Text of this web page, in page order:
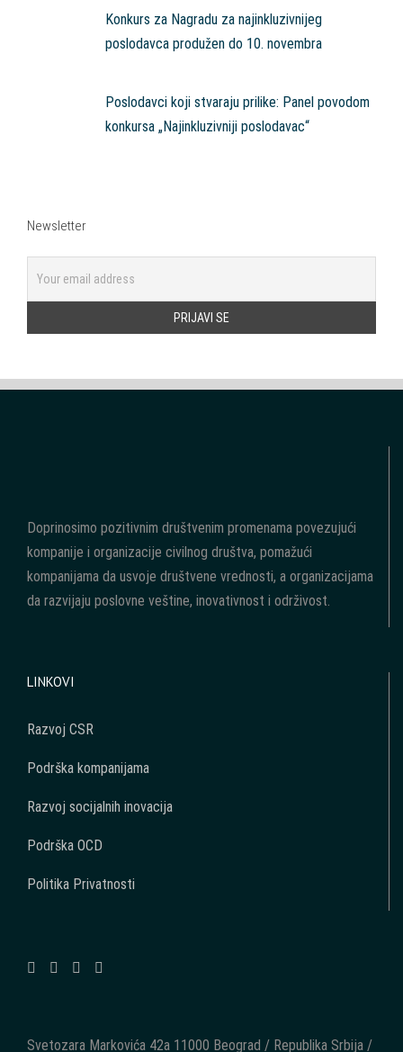
Konkurs za Nagradu za najinkluzivnijeg
poslodavca produžen do 10. novembra
Poslodavci koji stvaraju prilike: Panel povodom
konkursa „Najinkluzivniji poslodavac“
Newsletter
Doprinosimo pozitivnim društvenim promenama povezujući
kompanije i organizacije civilnog društva, pomažući
kompanijama da usvoje društvene vrednosti, a organizacijama
da razvijaju poslovne veštine, inovativnost i održivost.
LINKOVI
Razvoj CSR
Podrška kompanijama
Razvoj socijalnih inovacija
Podrška OCD
Politika Privatnosti
Svetozara Markovića 42a 11000 Beograd / Republika Srbija /